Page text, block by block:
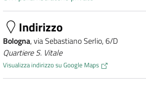
Indirizzo
Bologna, via Sebastiano Serlio, 6/D
Quartiere S. Vitale
Visualizza indirizzo su Google Maps